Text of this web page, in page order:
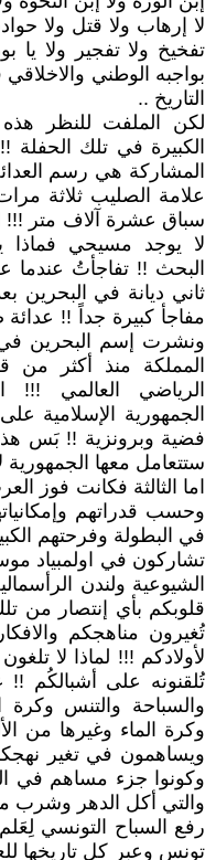
لا إرهاب ولا قتل ولا
تفخيخ ولا تفجير ولا يا
بواجبه الوطني
التاريخ ..
لكن الملفت للنظر هذه
الكبيرة في تلك
المشاركة هي رسم
علامة الصليب ثلاثة
سباق عشرة آلاف متر !!!
لا يوجد مسيحي
البحث !! تفاجأتُ عندما
ثاني ديانة في البحرين
مفاجأ كبيرة جداً !!
ونشرت إسم البحرين في
المملكة منذ أكثر
الرياضي العالمي !!!
الجمهورية الإسلامية
فضية وبرونزية !! بَس
ستتعامل معها الجمهورية
اما الثالثة فكانت فوز
وحسب قدراتهم
في البطولة وفرحتهم
تشاركون في اولمبياد
الشيوعية ولندن
قلوبكم بأي إنتصار من
تُغيرون مناهجكم
لأولادكم !!! لماذا لا
تُلقنونه على أشبالكُم !!
والسباحة والتنس وكرة
وكرة الماء وغيرها من
ويساهمون في تغير
وكونوا جزء مساهم في
والتي أكل الدهر وشرب
رفع السباح التونسي
تونس وعبر كل تاريخها